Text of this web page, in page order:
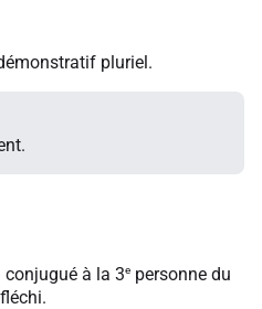
pluriel.
conjugué à la 3e personne du